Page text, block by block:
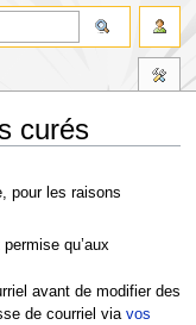
curés
pour les raisons
qu’aux
avant de modifier des
de courriel via vos